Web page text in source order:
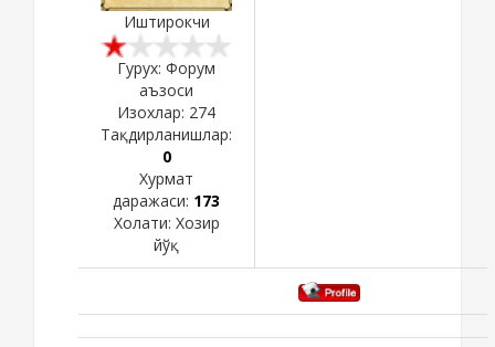
Иштирокчи
Гурух: Форум
аъзоси
Изохлар: 274
Тақдирланишлар:
0
Хурмат
даражаси: 173
Холати: Хозир
йўқ